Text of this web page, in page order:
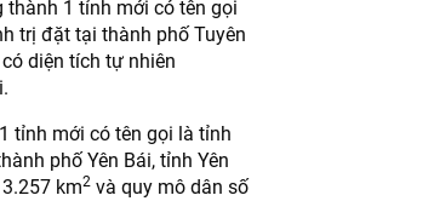
thành 1 tỉnh mới có tên gọi
trị đặt tại thành phố Tuyên
diện tích tự nhiên
tỉnh mới có tên gọi là tỉnh
phố Yên Bái, tỉnh Yên
km2và quy mô dân số